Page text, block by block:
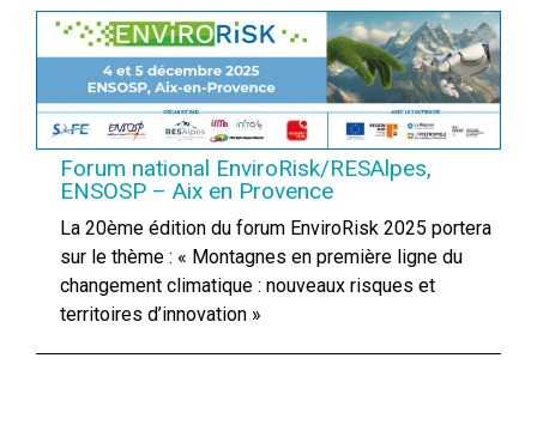
Forum national EnviroRisk/RESAlpes,
ENSOSP – Aix en Provence
La 20ème édition du forum EnviroRisk 2025 portera
sur le thème : « Montagnes en première ligne du
changement climatique : nouveaux risques et
territoires d’innovation »